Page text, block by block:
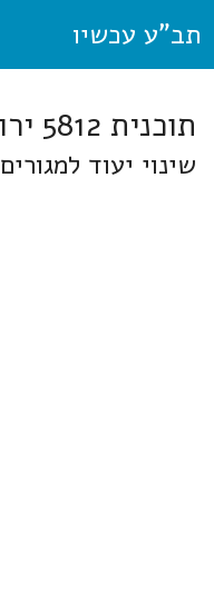
תב"ע עכשיו
תוכנית 5812 ירושלים
שינוי יעוד למגורים 5 מיוחד בירושלים